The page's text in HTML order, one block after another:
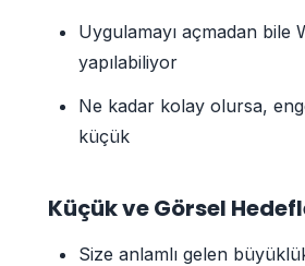
Uygulamayı açmadan bile
yapılabiliyor
Ne kadar kolay olursa,
küçük
Küçük ve Görsel
Size anlamlı gelen